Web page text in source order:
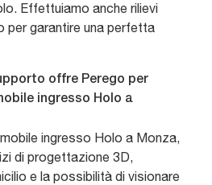
Effettuiamo anche rilievi
per garantire una perfetta
offre Perego per
ingresso Holo a
ingresso Holo a Monza,
di progettazione 3D,
e la possibilità di visionare